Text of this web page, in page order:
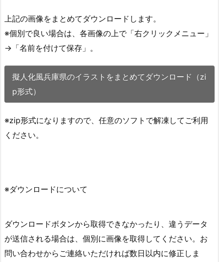
上記の画像をまとめてダウンロードします。
※個別で良い場合は、各画像の上で「右クリックメニュー」
→「名前を付けて保存」。
擬人化風兵庫県のイラストをまとめてダウンロード（zi
p形式）
※zip形式になりますので、任意のソフトで解凍してご利用
ください。
※ダウンロードについて
ダウンロードボタンから取得できなかったり、違うデータ
が送信される場合は、個別に画像を取得してください。お
問い合わせからご連絡いただければ数日以内に修正しま